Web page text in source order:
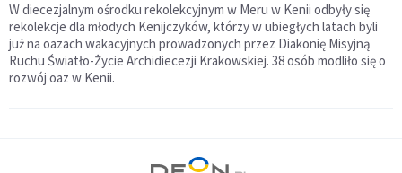
W diecezjalnym ośrodku rekolekcyjnym w Meru w Kenii odbyły się
rekolekcje dla młodych Kenijczyków, którzy w ubiegłych latach byli
już na oazach wakacyjnych prowadzonych przez Diakonię Misyjną
Ruchu Światło-Życie Archidiecezji Krakowskiej. 38 osób modliło się o
rozwój oaz w Kenii.